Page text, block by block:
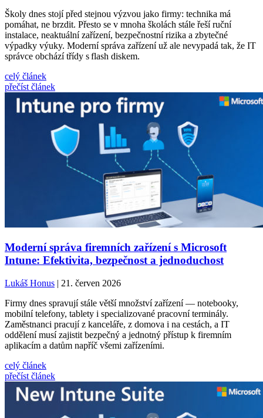
Školy dnes stojí před stejnou výzvou jako firmy: technika má
pomáhat, ne brzdit. Přesto se v mnoha školách stále řeší ruční
instalace, neaktuální zařízení, bezpečnostní rizika a zbytečné
výpadky výuky. Moderní správa zařízení už ale nevypadá tak, že IT
správce obchází třídy s flash diskem.
celý článek
přečíst článek
Moderní správa firemních zařízení s Microsoft
Intune: Efektivita, bezpečnost a jednoduchost
Lukáš Honus | 21. červen 2026
Firmy dnes spravují stále větší množství zařízení — notebooky,
mobilní telefony, tablety i specializované pracovní terminály.
Zaměstnanci pracují z kanceláře, z domova i na cestách, a IT
oddělení musí zajistit bezpečný a jednotný přístup k firemním
aplikacím a datům napříč všemi zařízeními.
celý článek
přečíst článek